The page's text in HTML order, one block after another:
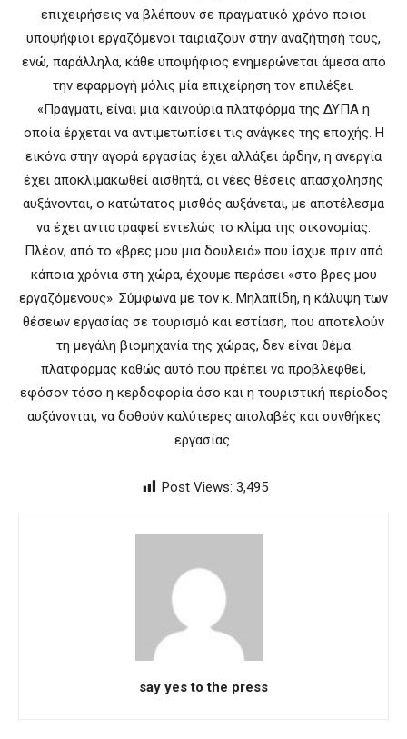
επιχειρήσεις να βλέπουν σε πραγματικό χρόνο ποιοι
υποψήφιοι εργαζόμενοι ταιριάζουν στην αναζήτησή τους,
ενώ, παράλληλα, κάθε υποψήφιος ενημερώνεται άμεσα από
την εφαρμογή μόλις μία επιχείρηση τον επιλέξει.
«Πράγματι, είναι μια καινούρια πλατφόρμα της ΔΥΠΑ η
οποία έρχεται να αντιμετωπίσει τις ανάγκες της εποχής. Η
εικόνα στην αγορά εργασίας έχει αλλάξει άρδην, η ανεργία
έχει αποκλιμακωθεί αισθητά, οι νέες θέσεις απασχόλησης
αυξάνονται, ο κατώτατος μισθός αυξάνεται, με αποτέλεσμα
να έχει αντιστραφεί εντελώς το κλίμα της οικονομίας.
Πλέον, από το «βρες μου μια δουλειά» που ίσχυε πριν από
κάποια χρόνια στη χώρα, έχουμε περάσει «στο βρες μου
εργαζόμενους». Σύμφωνα με τον κ. Μηλαπίδη, η κάλυψη των
θέσεων εργασίας σε τουρισμό και εστίαση, που αποτελούν
τη μεγάλη βιομηχανία της χώρας, δεν είναι θέμα
πλατφόρμας καθώς αυτό που πρέπει να προβλεφθεί,
εφόσον τόσο η κερδοφορία όσο και η τουριστική περίοδος
αυξάνονται, να δοθούν καλύτερες απολαβές και συνθήκες
εργασίας.
Post Views: 3,495
say yes to the press